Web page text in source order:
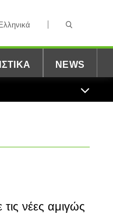
Ελληνικά
NEWS
νέες αμιγώς